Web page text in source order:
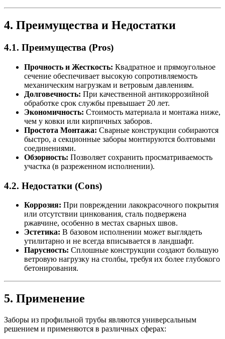
4. Преимущества и Недостатки
4.1. Преимущества (Pros)
Прочность и Жесткость: Квадратное и прямоугольное
сечение обеспечивает высокую сопротивляемость
механическим нагрузкам и ветровым давлениям.
Долговечность: При качественной антикоррозийной
обработке срок службы превышает 20 лет.
Экономичность: Стоимость материала и монтажа ниже,
чем у ковки или кирпичных заборов.
Простота Монтажа: Сварные конструкции собираются
быстро, а секционные заборы монтируются болтовыми
соединениями.
Обзорность: Позволяет сохранить просматриваемость
участка (в разреженном исполнении).
4.2. Недостатки (Cons)
Коррозия: При повреждении лакокрасочного покрытия
или отсутствии цинкования, сталь подвержена
ржавчине, особенно в местах сварных швов.
Эстетика: В базовом исполнении может выглядеть
утилитарно и не всегда вписывается в ландшафт.
Парусность: Сплошные конструкции создают большую
ветровую нагрузку на столбы, требуя их более глубокого
бетонирования.
5. Применение
Заборы из профильной трубы являются универсальным
решением и применяются в различных сферах: